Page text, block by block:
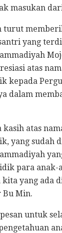
masukan
turut
yang
atas
kepada
dalam
kasih atas
yang sudah
para anak-
kita yang ada
Bu Min.
untuk